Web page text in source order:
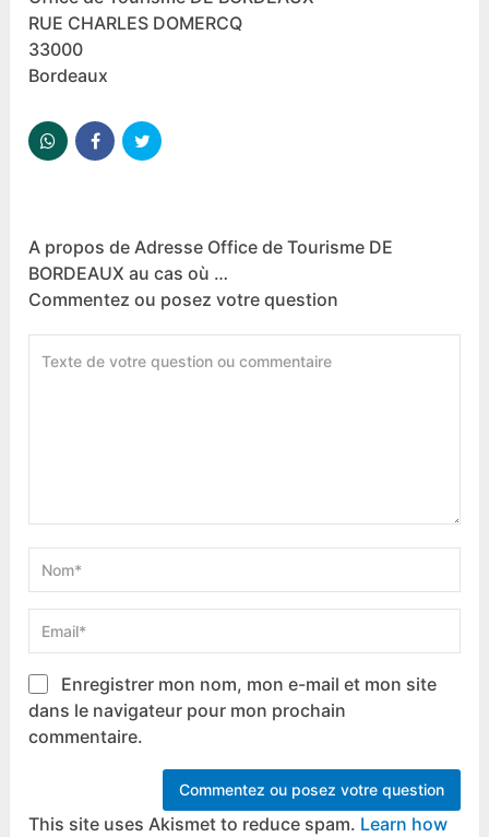
RUE CHARLES DOMERCQ
33000
Bordeaux
A propos de Adresse Office de Tourisme DE
BORDEAUX au cas où …
Commentez ou posez votre question
Enregistrer mon nom, mon e-mail et mon site
dans le navigateur pour mon prochain
commentaire.
This site uses Akismet to reduce spam. Learn how